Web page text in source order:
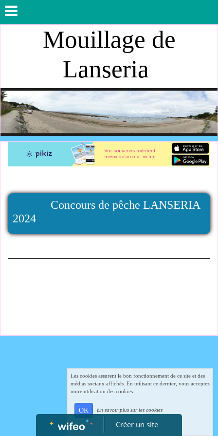
Mouillage de
Lanseria
Concours de pêche LANSERIA
2024
Créer un site
Les cookies assurent le bon fonctionnement de ce site et des
médias sociaux affichés. En utilisant ce dernier, vous acceptez
notre utilisation des cookies.
OK En savoir plus sur les cookies